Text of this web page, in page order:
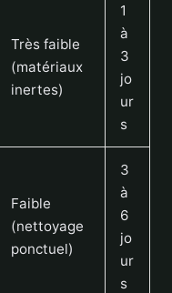
Très faible
(matériaux
inertes)
1
à
3
jo
ur
s
Faible
(nettoyage
ponctuel)
3
à
6
jo
ur
s